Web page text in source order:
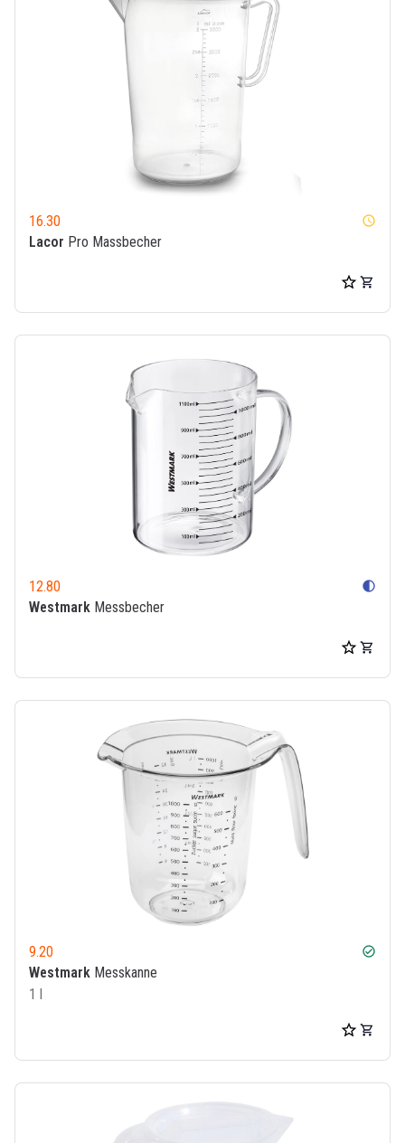
16.30 watch_later
Lacor Pro Massbecher
12.80 contrast
Westmark Messbecher
9.20 check_circle
Westmark Messkanne
1 l